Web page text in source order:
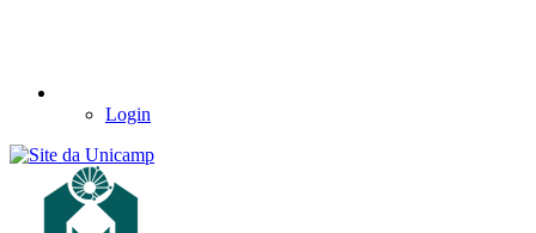
Login